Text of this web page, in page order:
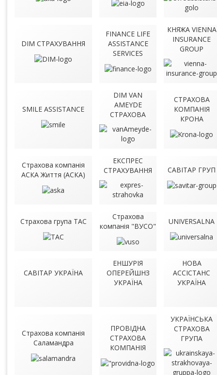
DIM СТРАХУВАННЯ
FINANCE LIFE
ASSISTANCE
SERVICES
КНЯЖА VIENNA
INSURANCE
GROUP
SMILE ASSISTANCE
DIM VAN
AMEYDE
СТРАХОВА
СТРАХОВА
КОМПАНІЯ
КРОНА
Страхова компанія
АСКА Життя (АСКА)
ЕКСПРЕС
СТРАХУВАННЯ
САВІТАР ГРУП
Страхова група TAC
Cтрахова
компанія "ВУСО"
UNIVERSALNA
САВІТАР УКРАЇНА
ЕНШУРІЯ
ОПЕРЕЙШНЗ
УКРАЇНА
НОВА
АССІСТАНС
УКРАЇНА
Страхова компанія
Саламандра
ПРОВІДНА
СТРАХОВА
КОМПАНІЯ
УКРАЇНСЬКА
СТРАХОВА
ГРУПА